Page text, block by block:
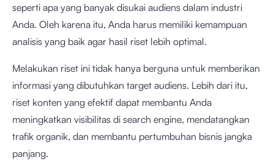
seperti apa yang banyak disukai audiens dalam industri
Anda. Oleh karena itu, Anda harus memiliki kemampuan
analisis yang baik agar hasil riset lebih optimal.
Melakukan riset ini tidak hanya berguna untuk memberikan
informasi yang dibutuhkan target audiens. Lebih dari itu,
riset konten yang efektif dapat membantu Anda
meningkatkan visibilitas di search engine, mendatangkan
trafik organik, dan membantu pertumbuhan bisnis jangka
panjang.